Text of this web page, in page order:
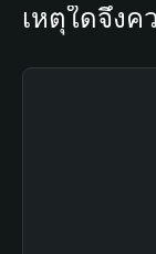
เหตุใดจึงค